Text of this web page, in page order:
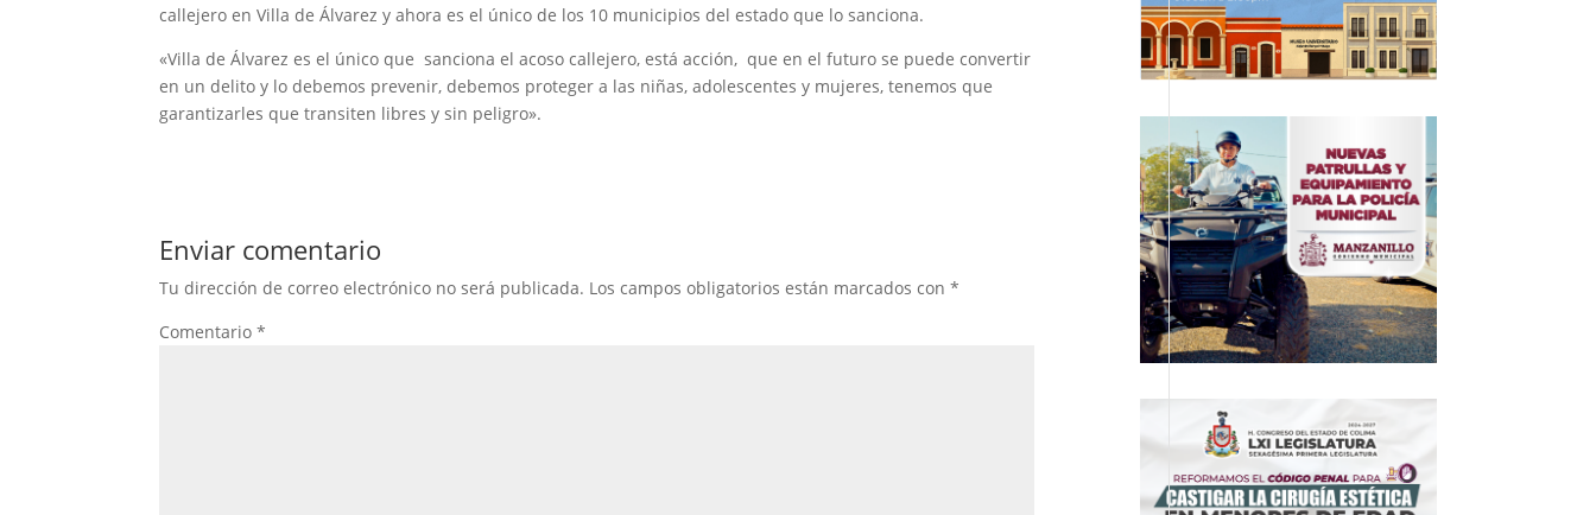
callejero en Villa de Álvarez y ahora es el único de los 10 municipios del estado que lo sanciona.
«Villa de Álvarez es el único que sanciona el acoso callejero, está acción, que en el futuro se puede convertir
en un delito y lo debemos prevenir, debemos proteger a las niñas, adolescentes y mujeres, tenemos que
garantizarles que transiten libres y sin peligro».
Enviar comentario
Tu dirección de correo electrónico no será publicada. Los campos obligatorios están marcados con*
Comentario*